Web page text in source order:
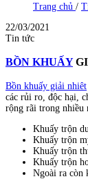
Trang chủ /
22/03/2021
Tin tức
BỒN KHUẤY
Bồn khuấy giải nhiêt
các rủi ro, độc hại,
rộng rãi trong nhiều
Khuấy trộn
Khuấy trộn
Khuấy trộn
Khuấy trộn
Ngoài ra còn